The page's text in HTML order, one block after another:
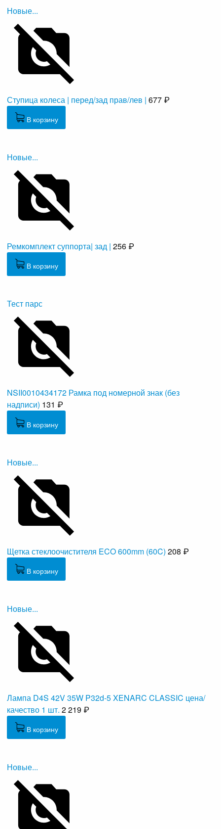
Новые...
Ступица колеса | перед/зад прав/лев | 677 ₽
В корзину
Новые...
Ремкомплект суппорта| зад | 256 ₽
В корзину
Тест парс
NSII0010434172 Рамка под номерной знак (без
надписи) 131 ₽
В корзину
Новые...
Щетка стеклоочистителя ECO 600mm (60C) 208 ₽
В корзину
Новые...
Лампа D4S 42V 35W P32d-5 XENARC CLASSIC цена/
качество 1 шт. 2 219 ₽
В корзину
Новые...